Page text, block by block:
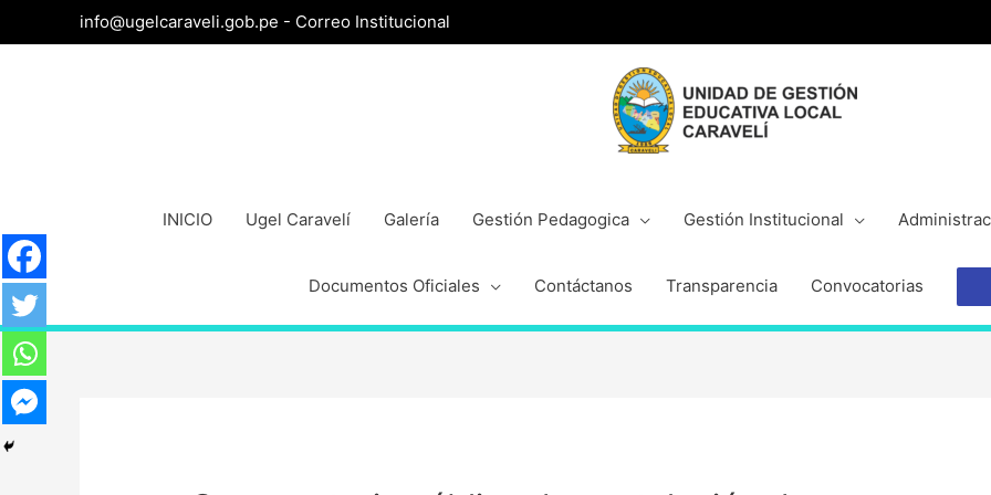
info@ugelcaraveli.gob.pe - Correo Institucional
INICIO Ugel Caravelí Galería Gestión Pedagogica Gestión Institucional
Documentos Oficiales Contáctanos Transparencia Convocatorias